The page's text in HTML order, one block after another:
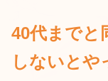
40代までと
しないとや